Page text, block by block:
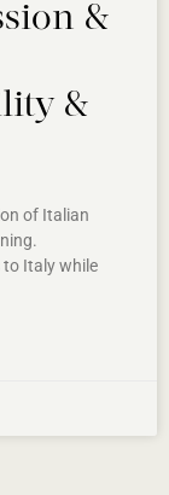
&
&
of Italian
Italy while